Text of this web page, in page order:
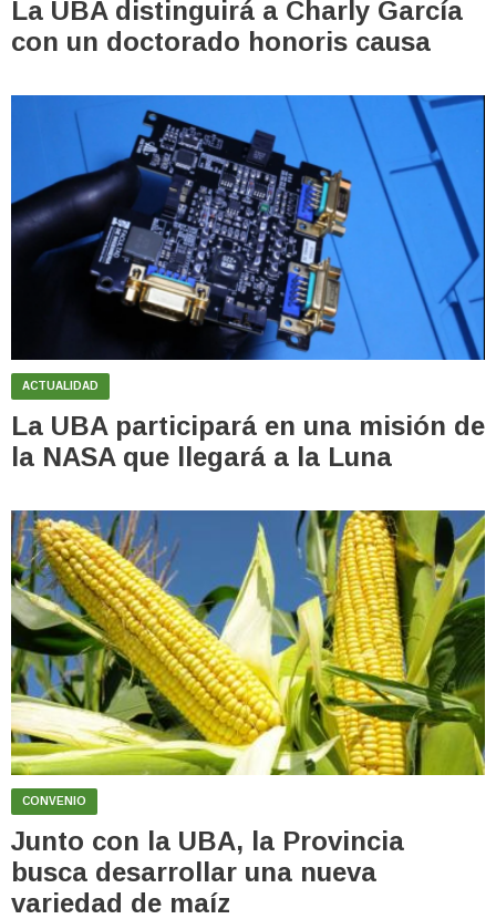
La UBA distinguirá a Charly García
con un doctorado honoris causa
ACTUALIDAD
La UBA participará en una misión de
la NASA que llegará a la Luna
CONVENIO
Junto con la UBA, la Provincia
busca desarrollar una nueva
variedad de maíz